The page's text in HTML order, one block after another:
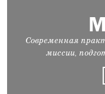
Современная
миссии,